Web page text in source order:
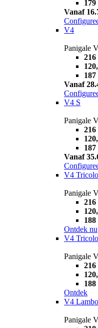
Vanaf
V4
Panigale
Vanaf
V4 S
Panigale
Vanaf
V4
Panigale
Ontdek nu
V4
Panigale
Ontdek
V4
Panigale